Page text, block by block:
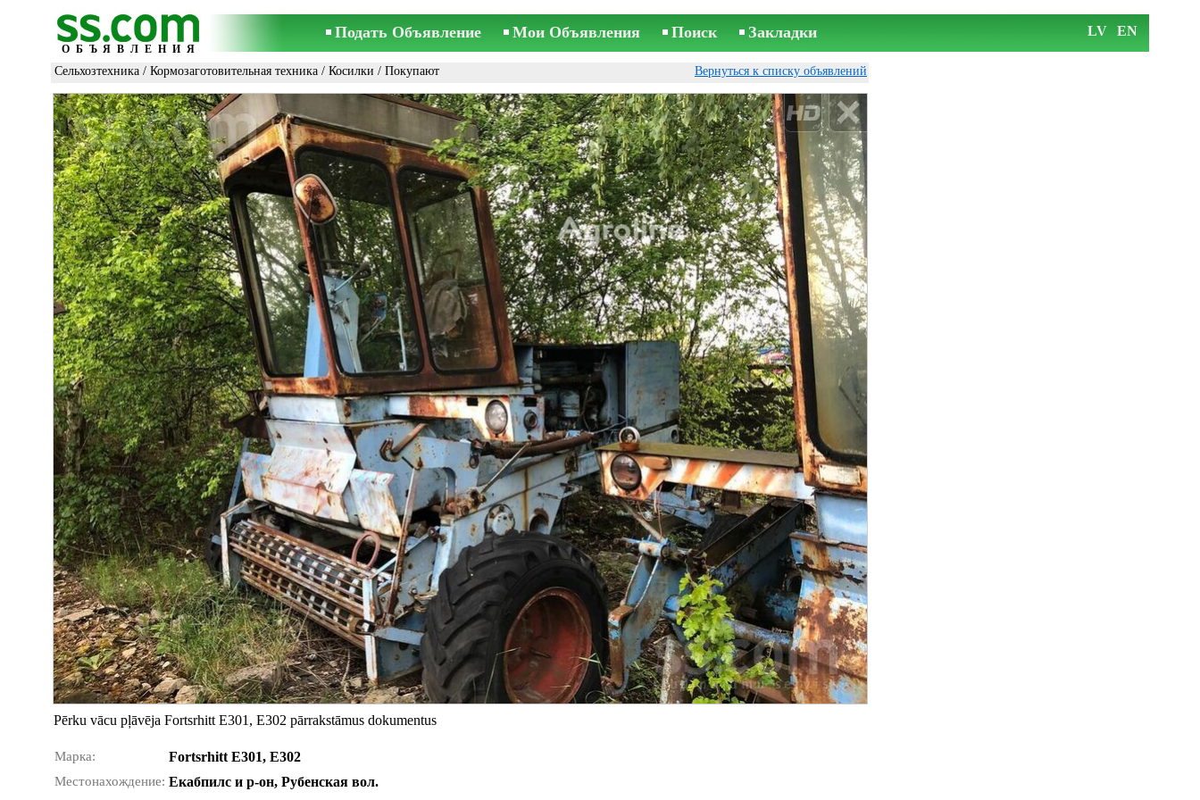
ОБЪЯВЛЕНИЯ
Подать Объявление Мои Объявления Поиск Закладки LV EN
Сельхозтехника / Кормозаготовительная техника / Косилки / Покупают Вернуться к списку объявлений
Pērku vācu pļāvēja Fortsrhitt E301, E302 pārrakstāmus dokumentus
Марка: Fortsrhitt E301, E302
Местонахождение: Екабпилс и р-он, Рубенская вол.